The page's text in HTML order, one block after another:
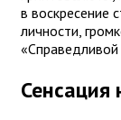
в воскресение
личности,
«Справедливой
Сенсация